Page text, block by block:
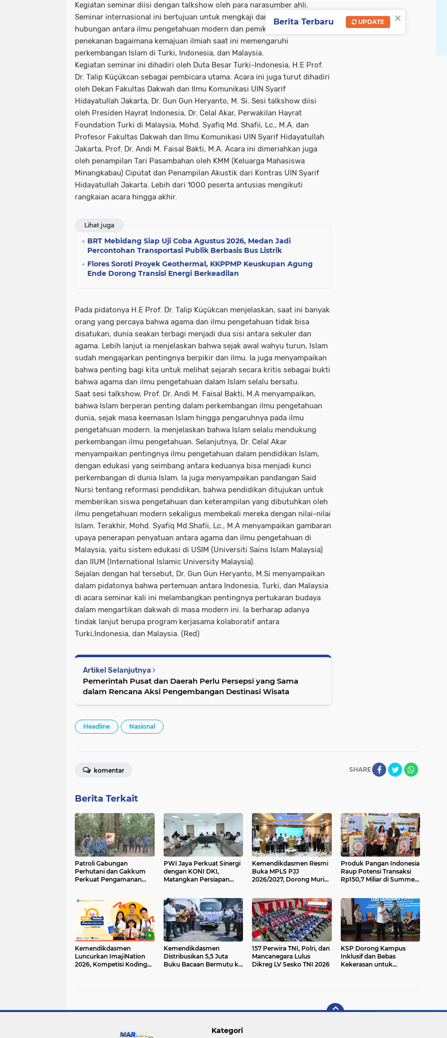
Kegiatan seminar diisi dengan talkshow oleh para narasumber ahli.
Seminar internasional ini bertujuan untuk mengkaji dan mendiskusikan
hubungan antara ilmu pengetahuan modern dan pemikiran Islam, dengan
penekanan bagaimana kemajuan ilmiah saat ini memengaruhi
perkembangan Islam di Turki, Indonesia, dan Malaysia.
Kegiatan seminar ini dihadiri oleh Duta Besar Turki-Indonesia, H.E Prof.
Dr. Talip Küçükcan sebagai pembicara utama. Acara ini juga turut dihadiri
oleh Dekan Fakultas Dakwah dan Ilmu Komunikasi UIN Syarif
Hidayatullah Jakarta, Dr. Gun Gun Heryanto, M. Si. Sesi talkshow diisi
oleh Presiden Hayrat Indonesia, Dr. Celal Akar, Perwakilan Hayrat
Foundation Turki di Malaysia, Mohd. Syafiq Md. Shafii, Lc., M.A. dan
Profesor Fakultas Dakwah dan Ilmu Komunikasi UIN Syarif Hidayatullah
Jakarta, Prof. Dr. Andi M. Faisal Bakti, M.A. Acara ini dimeriahkan juga
oleh penampilan Tari Pasambahan oleh KMM (Keluarga Mahasiswa
Minangkabau) Ciputat dan Penampilan Akustik dari Kontras UIN Syarif
Hidayatullah Jakarta. Lebih dari 1000 peserta antusias mengikuti
rangkaian acara hingga akhir.
Lihat juga
BRT Mebidang Siap Uji Coba Agustus 2026, Medan Jadi
Percontohan Transportasi Publik Berbasis Bus Listrik
Flores Soroti Proyek Geothermal, KKPPMP Keuskupan Agung
Ende Dorong Transisi Energi Berkeadilan
Pada pidatonya H.E Prof. Dr. Talip Küçükcan menjelaskan, saat ini banyak
orang yang percaya bahwa agama dan ilmu pengetahuan tidak bisa
disatukan, dunia seakan terbagi menjadi dua sisi antara sekuler dan
agama. Lebih lanjut ia menjelaskan bahwa sejak awal wahyu turun, Islam
sudah mengajarkan pentingnya berpikir dan ilmu. Ia juga menyampaikan
bahwa penting bagi kita untuk melihat sejarah secara kritis sebagai bukti
bahwa agama dan ilmu pengetahuan dalam Islam selalu bersatu.
Saat sesi talkshow, Prof. Dr. Andi M. Faisal Bakti, M.A menyampaikan,
bahwa Islam berperan penting dalam perkembangan ilmu pengetahuan
dunia, sejak masa keemasan Islam hingga pengaruhnya pada ilmu
pengetahuan modern. Ia menjelaskan bahwa Islam selalu mendukung
perkembangan ilmu pengetahuan. Selanjutnya, Dr. Celal Akar
menyampaikan pentingnya ilmu pengetahuan dalam pendidikan Islam,
dengan edukasi yang seimbang antara keduanya bisa menjadi kunci
perkembangan di dunia Islam. Ia juga menyampaikan pandangan Said
Nursi tentang reformasi pendidikan, bahwa pendidikan ditujukan untuk
memberikan siswa pengetahuan dan keterampilan yang dibutuhkan oleh
ilmu pengetahuan modern sekaligus membekali mereka dengan nilai-nilai
Islam. Terakhir, Mohd. Syafiq Md.Shafii, Lc., M.A menyampaikan gambaran
upaya penerapan penyatuan antara agama dan ilmu pengetahuan di
Malaysia, yaitu sistem edukasi di USIM (Universiti Sains Islam Malaysia)
dan IIUM (International Islamic University Malaysia).
Sejalan dengan hal tersebut, Dr. Gun Gun Heryanto, M.Si menyampaikan
dalam pidatonya bahwa pertemuan antara Indonesia, Turki, dan Malaysia
di acara seminar kali ini melambangkan pentingnya pertukaran budaya
dalam mengartikan dakwah di masa modern ini. Ia berharap adanya
tindak lanjut berupa program kerjasama kolaboratif antara
Turki,Indonesia, dan Malaysia. (Red)
Artikel Selanjutnya
Pemerintah Pusat dan Daerah Perlu Persepsi yang Sama
dalam Rencana Aksi Pengembangan Destinasi Wisata
Headline Nasional
SHARE
komentar
Berita Terkait
Patroli Gabungan
Perhutani dan Gakkum
Perkuat Pengamanan
PWI Jaya Perkuat Sinergi
dengan KONI DKI,
Matangkan Persiapan
Kemendikdasmen Resmi
Buka MPLS PJJ
2026/2027, Dorong Murid
Produk Pangan Indonesia
Raup Potensi Transaksi
Rp150,7 Miliar di Summer
Kemendikdasmen
Luncurkan ImajiNation
2026, Kompetisi Koding
Kemendikdasmen
Distribusikan 5,5 Juta
Buku Bacaan Bermutu ke
157 Perwira TNI, Polri, dan
Mancanegara Lulus
Dikreg LV Sesko TNI 2026
KSP Dorong Kampus
Inklusif dan Bebas
Kekerasan untuk
Kategori
×
Berita Terbaru UPDATE